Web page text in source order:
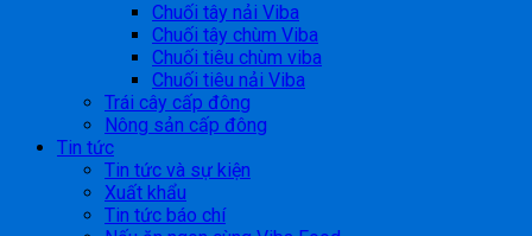
Chuối tây nải Viba
Chuối tây chùm Viba
Chuối tiêu chùm viba
Chuối tiêu nải Viba
Trái cây cấp đông
Nông sản cấp đông
Tin tức
Tin tức và sự kiện
Xuất khẩu
Tin tức báo chí